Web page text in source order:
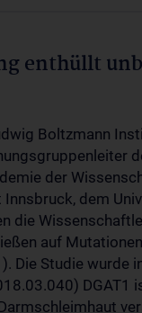
enthüllt
Boltzmann
der
dem
die
auf
Die Studie
DGAT1